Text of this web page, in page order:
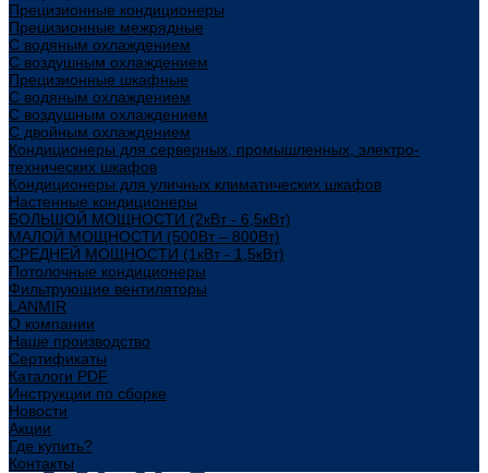
Прецизионные кондиционеры
Прецизионные межрядные
С водяным охлаждением
С воздушным охлаждением
Прецизионные шкафные
С водяным охлаждением
С воздушным охлаждением
С двойным охлаждением
Кондиционеры для серверных, промышленных, электро-
технических шкафов
Кондиционеры для уличных климатических шкафов
Настенные кондиционеры
БОЛЬШОЙ МОЩНОСТИ (2кВт - 6,5кВт)
МАЛОЙ МОЩНОСТИ (500Вт – 800Вт)
СРЕДНЕЙ МОЩНОСТИ (1кВт - 1,5кВт)
Потолочные кондиционеры
Фильтрующие вентиляторы
LANMIR
О компании
Наше производство
Сертификаты
Каталоги PDF
Инструкции по сборке
Новости
Акции
Где купить?
Контакты